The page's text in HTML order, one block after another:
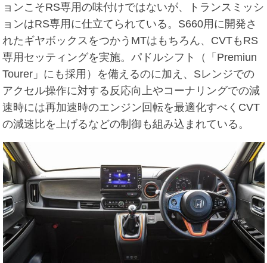
ョンこそRS専用の味付けではないが、トランスミッシ
ョンはRS専用に仕立てられている。S660用に開発さ
れたギヤボックスをつかうMTはもちろん、CVTもRS
専用セッティングを実施。パドルシフト（「Premiun
Tourer」にも採用）を備えるのに加え、Sレンジでの
アクセル操作に対する反応向上やコーナリングでの減
速時には再加速時のエンジン回転を最適化すべくCVT
の減速比を上げるなどの制御も組み込まれている。